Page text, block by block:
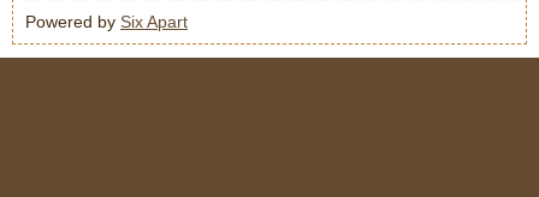
Powered by Six Apart